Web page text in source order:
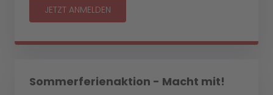
JETZT ANMELDEN
Sommerferienaktion - Macht mit!